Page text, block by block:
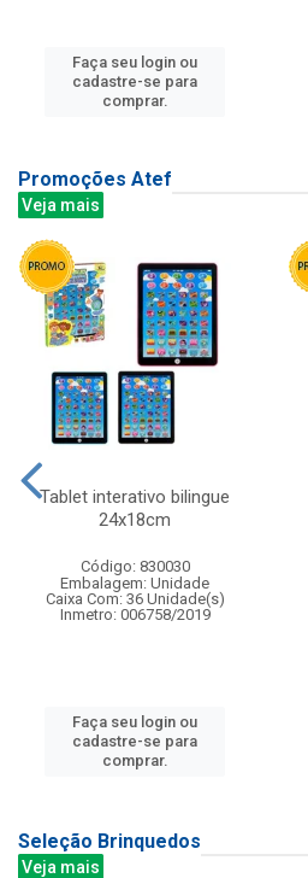
Faça seu login ou
cadastre-se para
comprar.
Promoções Atef
Veja mais
Tablet interativo bilingue
24x18cm
Código: 830030
Embalagem: Unidade
Caixa Com: 36 Unidade(s)
Inmetro: 006758/2019
Faça seu login ou
cadastre-se para
comprar.
Seleção Brinquedos
Veja mais